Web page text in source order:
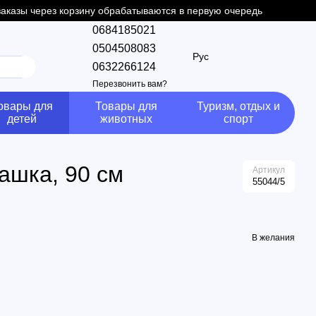
через корзину обрабатываются в первую очередь
0684185021
0504508083
0632266124
Перезвонить вам?
Рус
для
детей
Товары для
животных
Туризм, отдых и
спорт
90 см Артикул
55044/5
В желания